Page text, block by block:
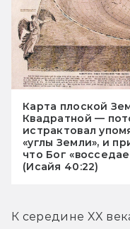
Карта плоской
Квадратной —
истрактовал
«углы Земли», и
что Бог
(Исайя 40:22)
К середине XX